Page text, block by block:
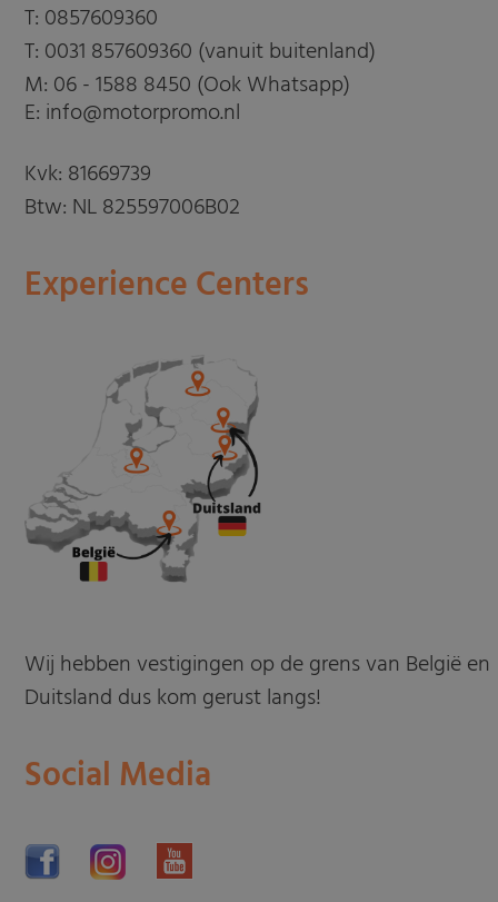
T: 0857609360
T: 0031 857609360 (vanuit buitenland)
M: 06 - 1588 8450 (Ook Whatsapp)
E: info@motorpromo.nl
Kvk: 81669739
Btw: NL 825597006B02
Experience Centers
Wij hebben vestigingen op de grens van België en
Duitsland dus kom gerust langs!
Social Media